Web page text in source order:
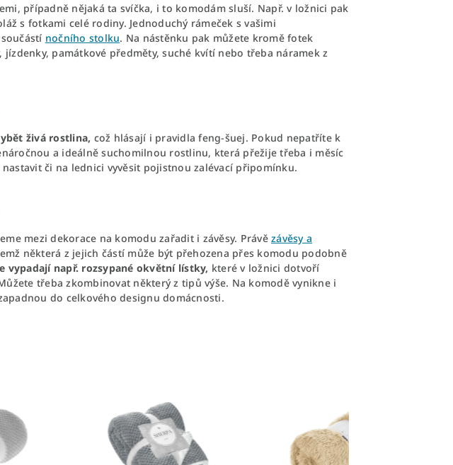
případně nějaká ta svíčka, i to komodám sluší. Např. v ložnici pak
s fotkami celé rodiny. Jednoduchý rámeček s vašimi
nočního stolku. Na nástěnku pak můžete kromě fotek
památkové předměty, suché kvítí nebo třeba náramek z
živá rostlina, což hlásají i pravidla feng-šuej. Pokud nepatříte k
a ideálně suchomilnou rostlinu, která přežije třeba i měsíc
či na lednici vyvěsit pojistnou zalévací připomínku.
mezi dekorace na komodu zařadit i závěsy. Právě závěsy a
některá z jejich částí může být přehozena přes komodu podobně
vypadají např. rozsypané okvětní lístky, které v ložnici dotvoří
třeba zkombinovat některý z tipů výše. Na komodě vynikne i
do celkového designu domácnosti.